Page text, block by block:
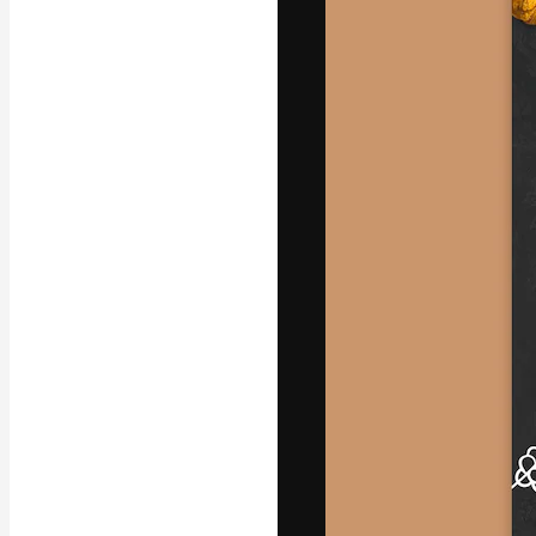
La plateforme
vos meilleurs
d’abonnés :